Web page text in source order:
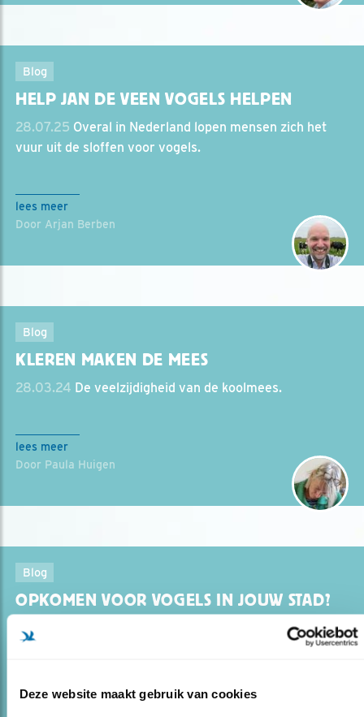
Deze website maakt gebruik van cookies
Blog
HELP JAN DE VEEN VOGELS HELPEN
28.07.25 Overal in Nederland lopen mensen zich het
vuur uit de sloffen voor vogels.
lees meer
Door Arjan Berben
Blog
KLEREN MAKEN DE MEES
28.03.24 De veelzijdigheid van de koolmees.
lees meer
Door Paula Huigen
Blog
OPKOMEN VOOR VOGELS IN JOUW STAD?
20.07.22
Dit kun jij doen als Stadsvogeladviseur van